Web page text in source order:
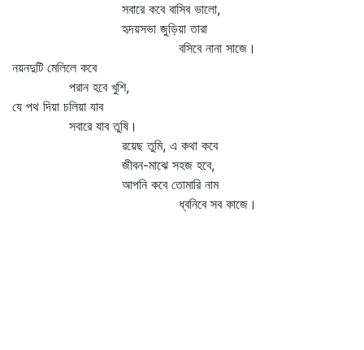
সবারে কবে বাসিব ভালো,
হৃদয়সভা জুড়িয়া তারা
বসিবে নানা সাজে।
নয়নদুটি মেলিলে কবে
পরান হবে খুশি,
যে পথ দিয়া চলিয়া যাব
সবারে যাব তুষি।
রয়েছ তুমি, এ কথা কবে
জীবন-মাঝে সহজ হবে,
আপনি কবে তোমারি নাম
ধ্বনিবে সব কাজে।